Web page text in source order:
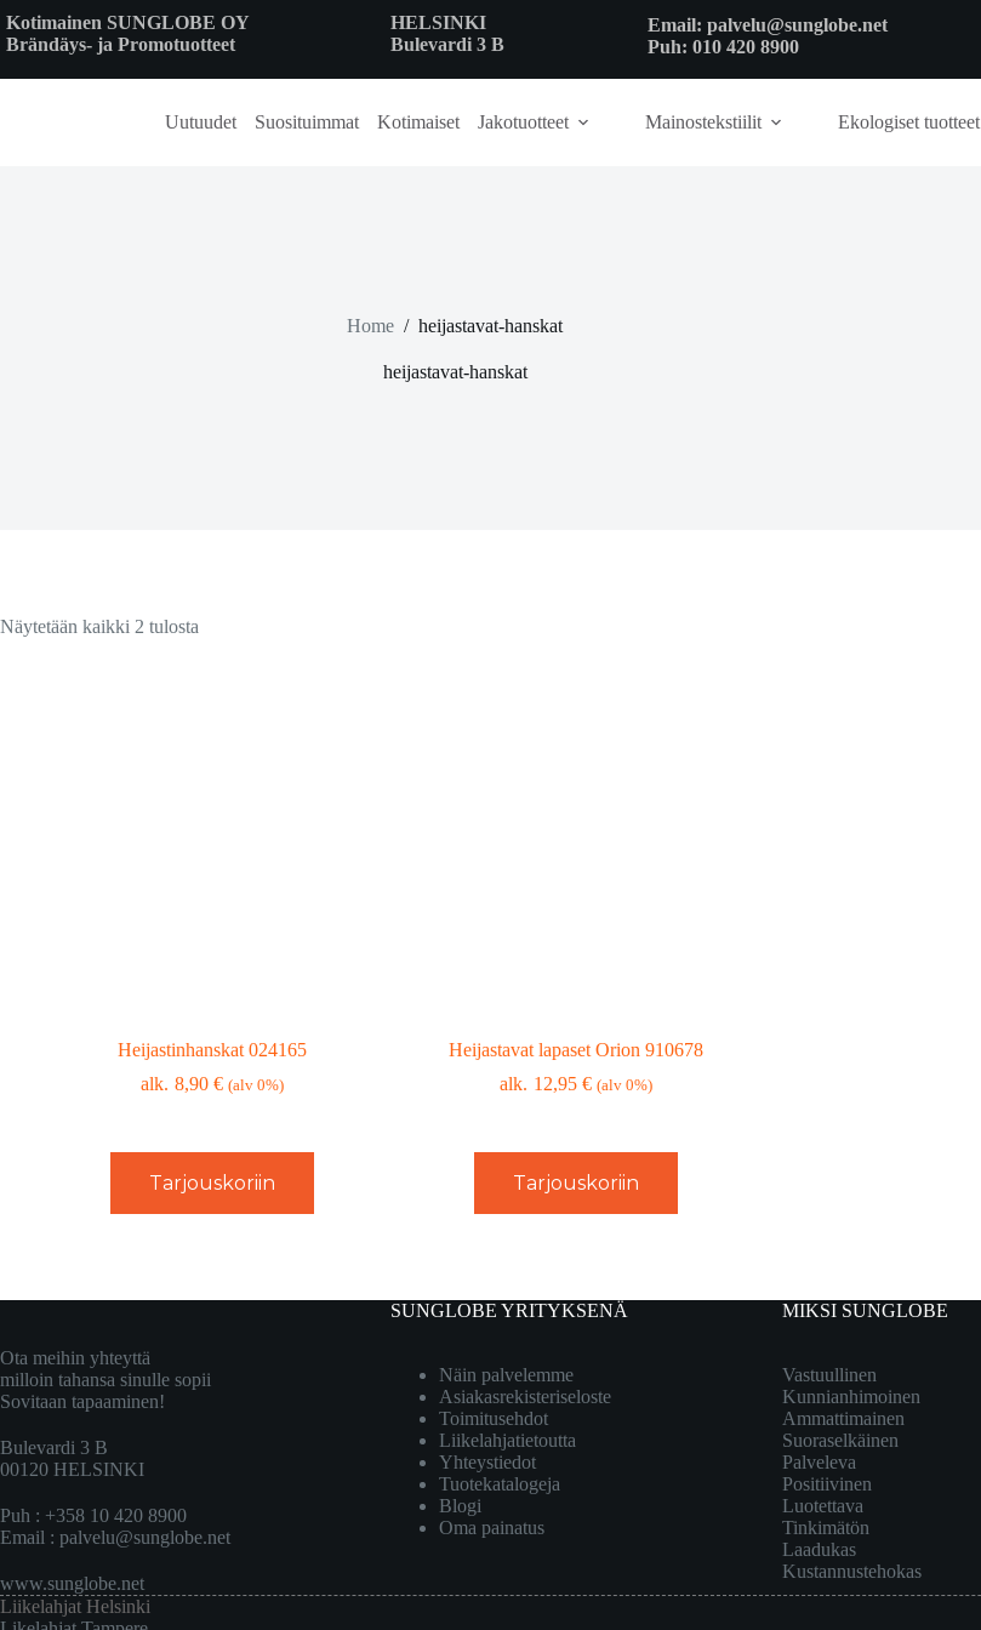
to
content
Kotimainen SUNGLOBE OY
Brändäys- ja Promotuotteet
HELSINKI
Bulevardi 3 B
Email: palvelu@sunglobe.net
Puh: 010 420 8900
Uutuudet Suosituimmat Kotimaiset Jakotuotteet Mainostekstiilit Ekologiset tuotteet
Home / heijastavat-hanskat
heijastavat-hanskat
Näytetään kaikki 2 tulosta
Heijastinhanskat 024165
8,90 € (alv 0%)
Tarjouskoriin
Heijastavat lapaset Orion 910678
12,95 € (alv 0%)
Tarjouskoriin
Ota meihin yhteyttä
milloin tahansa sinulle sopii
Sovitaan tapaaminen!
Bulevardi 3 B
00120 HELSINKI
Puh : +358 10 420 8900
Email : palvelu@sunglobe.net
www.sunglobe.net
SUNGLOBE YRITYKSENÄ
Näin palvelemme
Asiakasrekisteriseloste
Toimitusehdot
Liikelahjatietoutta
Yhteystiedot
Tuotekatalogeja
Blogi
Oma painatus
MIKSI SUNGLOBE
Vastuullinen
Kunnianhimoinen
Ammattimainen
Suoraselkäinen
Palveleva
Positiivinen
Luotettava
Tinkimätön
Laadukas
Kustannustehokas
Liikelahjat Helsinki